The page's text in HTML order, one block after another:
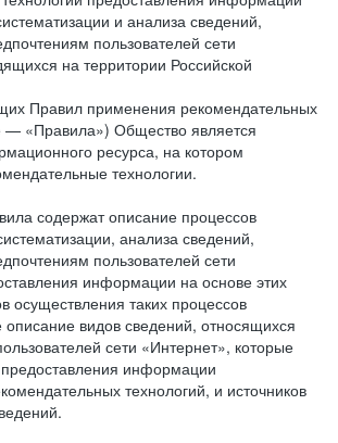
и анализа сведений,
пользователей сети
на территории Российской
Правил применения рекомендательных
— «Правила») Общество является
ресурса, на котором
технологии.
содержат описание процессов
анализа сведений,
пользователей сети
информации на основе этих
осуществления таких процессов
описание видов сведений, относящихся
сети «Интернет», которые
информации
технологий, и источников